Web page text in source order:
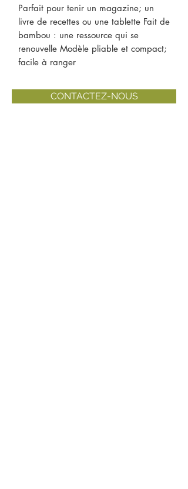
Parfait pour tenir un magazine; un
livre de recettes ou une tablette Fait de
bambou : une ressource qui se
renouvelle Modèle pliable et compact;
facile à ranger
CONTACTEZ-NOUS